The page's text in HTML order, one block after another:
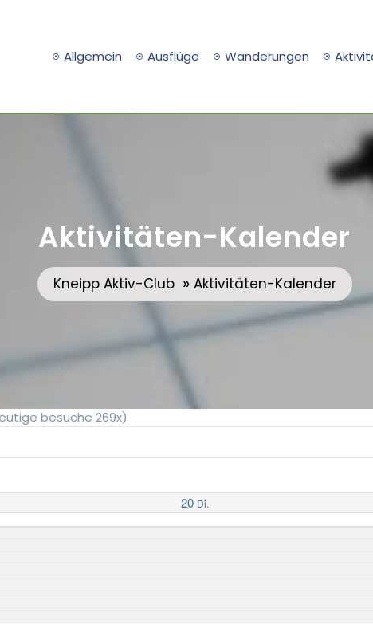
Allgemein Ausflüge Wanderungen
Aktivitäten-Kalender
Kneipp Aktiv-Club» Aktivitäten-Kalender
besuche 269x)
20 Di.